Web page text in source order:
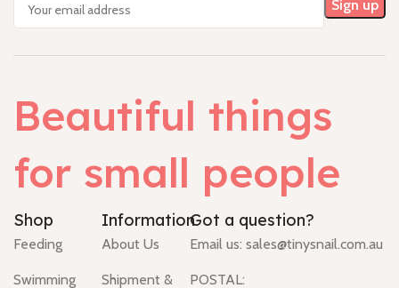
Beautiful things
for small people
Shop
Feeding
Swimming
Information
About Us
Shipment &
Got a question?
Email us: sales@tinysnail.com.au
POSTAL: